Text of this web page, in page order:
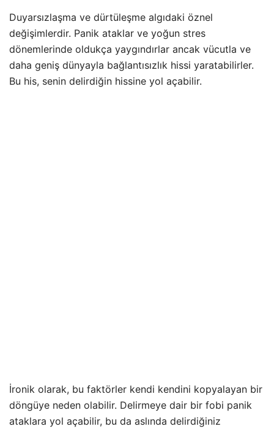
Duyarsızlaşma ve dürtüleşme algıdaki öznel
değişimlerdir. Panik ataklar ve yoğun stres
dönemlerinde oldukça yaygındırlar ancak vücutla ve
daha geniş dünyayla bağlantısızlık hissi yaratabilirler.
Bu his, senin delirdiğin hissine yol açabilir.
İronik olarak, bu faktörler kendi kendini kopyalayan bir
döngüye neden olabilir. Delirmeye dair bir fobi panik
ataklara yol açabilir, bu da aslında delirdiğiniz